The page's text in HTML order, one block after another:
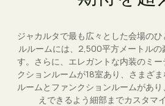
ジャカルタで最も広々とした会場の
ルルームには、2,500平方メートルの
す。さらに、エレガントな内装のミ
クションルームが18室あり、さまざ
ルームとファンクションルームがあ
えできるよう細部までカスタマ